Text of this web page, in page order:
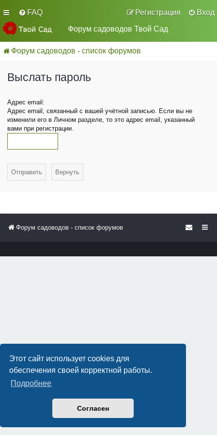
Этот сайт использует cookies для
обеспечения своей корректной работы.
Подробнее
Согласен
FAQ Вход
Регистрация
Форум садоводов Твой Сад
Форум садоводов - список форумов
Выслать пароль
Адрес email:
Адрес email, связанный с вашей учётной записью. Если вы не
изменили его в Личном разделе, то это адрес email, указанный
вами при регистрации.
Форум садоводов - список форумов